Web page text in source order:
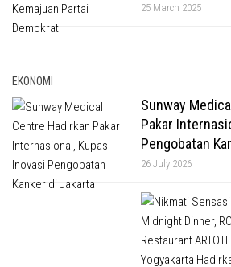
25 March 2025
EKONOMI
Sunway
Pakar
Pengobatan
26 July 2026